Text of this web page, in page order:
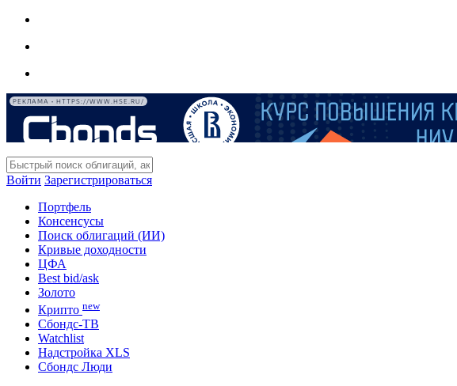
РЕКЛАМА • HTTPS://WWW.HSE.RU/
Войти Зарегистрироваться
Портфель
Консенсусы
Поиск облигаций (ИИ)
Кривые доходности
ЦФА
Best bid/ask
Золото
Крипто new
Сбондс-ТВ
Watchlist
Надстройка XLS
Сбондс Люди